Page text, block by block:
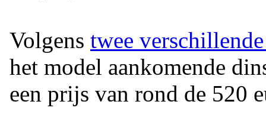
Volgens twee
het model aankomende
een prijs van rond de 520